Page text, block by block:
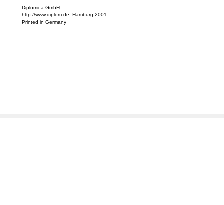
Diplomica GmbH
http://www.diplom.de, Hamburg 2001
Printed in Germany